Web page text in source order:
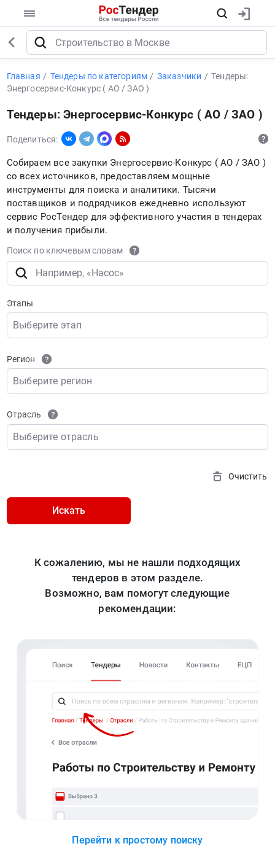
Главная Тендеры по категориям Заказчики
Тендеры:
Энергосервис-Конкурс ( АО / ЗАО )
Тендеры: Энергосервис-Конкурс ( АО / ЗАО )
Поделиться:
Собираем все закупки Энергосервис-Конкурс ( АО / ЗАО )
со всех источников, предоставляем мощные
инструменты для поиска и аналитики. Тысячи
поставщиков и подрядчиков ежедневно используют
сервис РосТендер для эффективного участия в тендерах
и получения прибыли.
Поиск по ключевым словам
Этапы
Выберите этап
Регион
Выберите регион
Отрасль
Выберите отрасль
Очистить
Искать
К сожалению, мы не нашли подходящих
тендеров в этом разделе.
Возможно, вам помогут следующие
рекомендации:
Перейти к простому поиску